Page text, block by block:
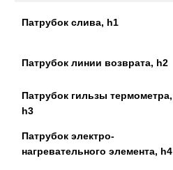
Патрубок слива, h1
Патрубок линии возврата, h2
Патрубок гильзы термометра,
h3
Патрубок электро-
нагревательного элемента, h4